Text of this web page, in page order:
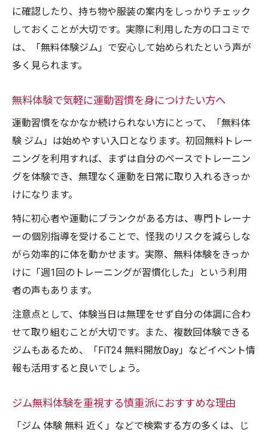
に確認したり、持ち物や服装の案内をしっかりチェック
しておくことが大切です。実際に利用した方の口コミで
は、「無料体験ジム」で安心して始められたという声が
多く見られます。
無料体験で気軽に運動習慣を身につけたい方へ
運動習慣をなかなか続けられない方にとって、「無料体
験 ジム」は始めやすい入口となります。初回無料トレー
ニングを利用すれば、まずは自分のペースでトレーニン
グを体験でき、無理なく運動を日常に取り入れるきっか
けになります。
特に初心者や運動にブランクがある方は、専門トレーナ
ーの個別指導を受けることで、怪我のリスクを減らしな
がら効率的に体を動かせます。実際、無料体験をきっか
けに「週1回のトレーニングが習慣化した」という利用
者の声もあります。
注意点として、体験当日は無理をせず自分の体調に合わ
せて取り組むことが大切です。また、複数回体験できる
ジムもあるため、「FiT24 無料開放Day」などイベント情
報も活用すると良いでしょう。
ジム無料体験を重視する慎重派におすすめな理由
「ジム 体験 無料 近く」などで検索する方の多くは、じ